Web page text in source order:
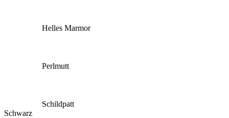
Helles Marmor
Perlmutt
Schildpatt
Schwarz